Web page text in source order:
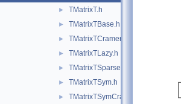
► TMatrixT.h
► TMatrixTBase.h
► TMatrixTCramerInv.h
► TMatrixTLazy.h
► TMatrixTSparse.h
► TMatrixTSym.h
► TMatrixTSymCramerInv.h